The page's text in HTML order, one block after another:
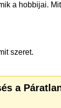
a hobbijai.
szeret.
a